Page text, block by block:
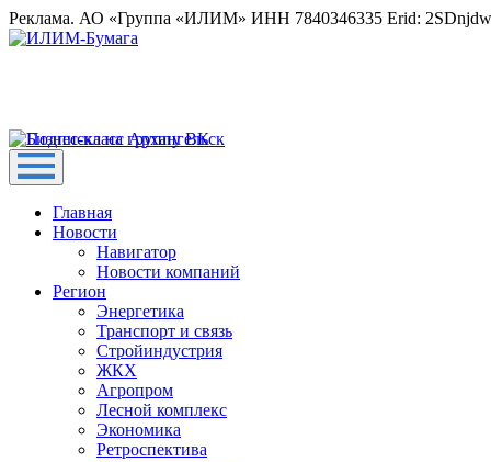
Реклама. АО «Группа «ИЛИМ» ИНН 7840346335 Erid:
Главная
Новости
Навигатор
Новости компаний
Регион
Энергетика
Транспорт и связь
Стройиндустрия
ЖКХ
Агропром
Лесной комплекс
Экономика
Ретроспектива